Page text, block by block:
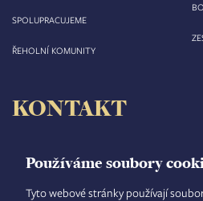
Používáme soubory
Tyto webové stránky používají
SPOLUPRACUJEME
ŘEHOLNÍ KOMUNITY
KONTAKT
Velké náměstí 35/44
500 03 Hradec Králové
tel.: +420 495 063 611